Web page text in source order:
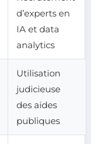
d’experts en
IA et data
analytics
Utilisation
judicieuse
des aides
publiques